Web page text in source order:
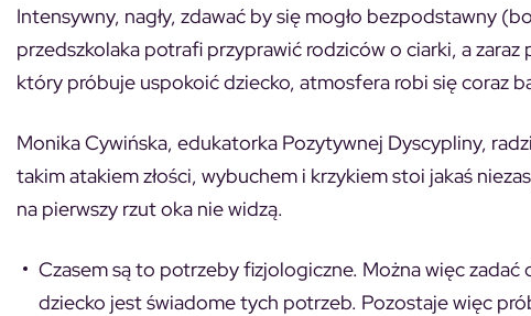
Intensywny, nagły, zdawać by się mogło bezpodstawny (
przedszkolaka potrafi przyprawić rodziców o ciarki, a
który próbuje uspokoić dziecko, atmosfera robi się coraz
Monika Cywińska, edukatorka Pozytywnej Dyscypliny,
takim atakiem złości, wybuchem i krzykiem stoi jakaś
na pierwszy rzut oka nie widzą.
Czasem są to potrzeby fizjologiczne. Można więc
dziecko jest świadome tych potrzeb. Pozostaje więc